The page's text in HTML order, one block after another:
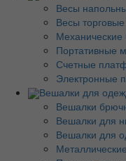
Весы
Весы торговые
Портативные
Счетные
Электронные
Вешалки для
Вешалки
Вешалки для
Вешалки для